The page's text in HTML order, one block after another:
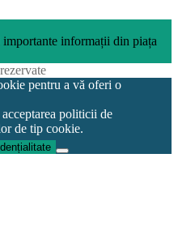
informații din piața
pentru a vă oferi o
politicii de
de tip cookie.